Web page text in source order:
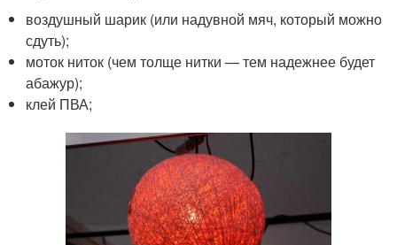
воздушный шарик (или надувной мяч, который можно
сдуть);
моток ниток (чем толще нитки — тем надежнее будет
абажур);
клей ПВА;